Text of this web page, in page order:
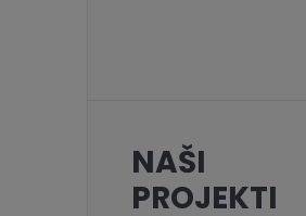
NAŠI
PROJEKTI